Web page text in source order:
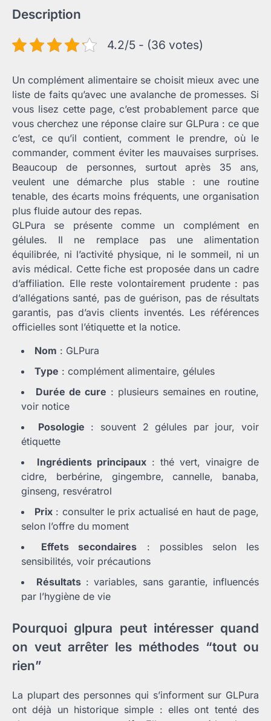
Description
4.2/5 - (36 votes)
Un complément alimentaire se choisit mieux avec une
liste de faits qu’avec une avalanche de promesses. Si
vous lisez cette page, c’est probablement parce que
vous cherchez une réponse claire sur GLPura : ce que
c’est, ce qu’il contient, comment le prendre, où le
commander, comment éviter les mauvaises surprises.
Beaucoup de personnes, surtout après 35 ans,
veulent une démarche plus stable : une routine
tenable, des écarts moins fréquents, une organisation
plus fluide autour des repas.
GLPura se présente comme un complément en
gélules. Il ne remplace pas une alimentation
équilibrée, ni l’activité physique, ni le sommeil, ni un
avis médical. Cette fiche est proposée dans un cadre
d’affiliation. Elle reste volontairement prudente : pas
d’allégations santé, pas de guérison, pas de résultats
garantis, pas d’avis clients inventés. Les références
officielles sont l’étiquette et la notice.
Nom : GLPura
Type : complément alimentaire, gélules
Durée de cure : plusieurs semaines en routine,
voir notice
Posologie : souvent 2 gélules par jour, voir
étiquette
Ingrédients principaux : thé vert, vinaigre de
cidre, berbérine, gingembre, cannelle, banaba,
ginseng, resvératrol
Prix : consulter le prix actualisé en haut de page,
selon l’offre du moment
Effets secondaires : possibles selon les
sensibilités, voir précautions
Résultats : variables, sans garantie, influencés
par l’hygiène de vie
Pourquoi glpura peut intéresser quand
on veut arrêter les méthodes “tout ou
rien”
La plupart des personnes qui s’informent sur GLPura
ont déjà un historique simple : elles ont tenté des